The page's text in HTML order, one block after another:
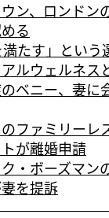
ン、ロンドン
る
満たす」とい
ルウェルネス
ベニー、妻に
のファミリーレ
が離婚申請
・ボーズマン
を提訴